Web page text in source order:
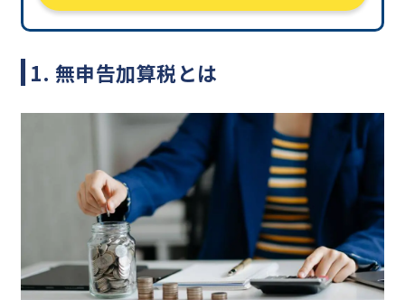
1. 無申告加算税とは